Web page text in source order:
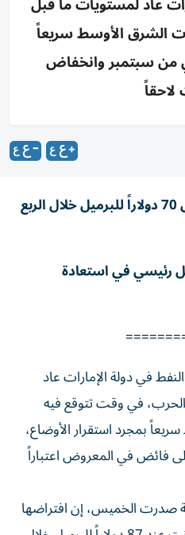
الشرق الأوسط سريعاً
من سبتمبر وانخفاض
توقعت تراجع سعر برنت إلى 70 دولاراً للبرميل خلال الربع
رئيسي في استعادة
في دولة الإمارات عاد
في وقت تتوقع فيه
بمجرد استقرار الأوضاع،
فائض في المعروض اعتباراً
صدرت الخميس، إن افتراضها